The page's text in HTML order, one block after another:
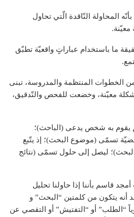
المحاولة النّاقدة الّتي تحاول
ما باستخدام عباراتٍ واقعيّة تطبّق
الخطوات المنتظمة والمدروسة، تبنى
معيّنة، وخضعت للفحص والتّدقيق،
يقوم به شخص يدعى (الباحث)؛
تسمّى (موضوع البحث)؛ إذ يتّبع
ليصل إلى حلول تسمّى (نتائج
قاسم بأننا إذا حاولنا تحليل
يتكون من كلمتين “البحث” و
“الطلب” أو “التفتيش” أو التقصي عن